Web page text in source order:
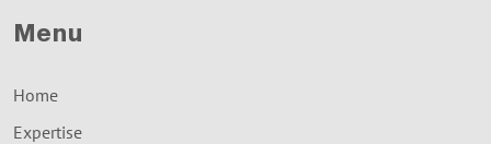
Menu
Home
Expertise